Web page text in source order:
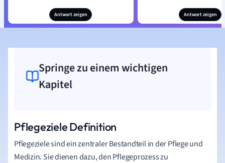
Antwort zeigen Antwort zeigen
Springe zu einem wichtigen
Kapitel
Pflegeziele Definition
Pflegeziele sind ein zentraler Bestandteil in der Pflege und
Medizin. Sie dienen dazu, den Pflegeprozess zu